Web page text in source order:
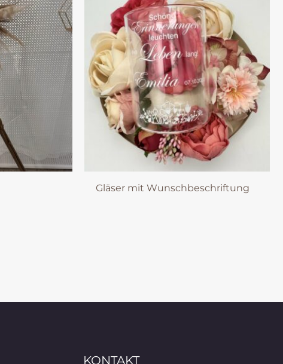
Gläser mit Wunschbeschriftung
KONTAKT